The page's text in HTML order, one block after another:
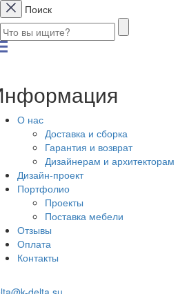
Поиск
О нас
Доставка и сборка
Гарантия и возврат
Дизайнерам и архитекторам
Дизайн-проект
Портфолио
Проекты
Поставка мебели
Отзывы
Оплата
Контакты